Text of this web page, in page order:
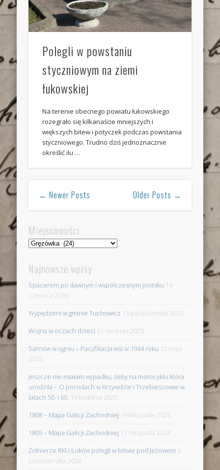
Polegli w powstaniu
styczniowym na ziemi
łukowskiej
Na terenie obecnego powiatu łukowskiego
rozegrało się kilkanaście mniejszych i
większych bitew i potyczek podczas powstania
styczniowego. Trudno dziś jednoznacznie
określić ilu …
← Newer Posts Older Posts →
Miejscowości
Miejscowości
Najnowsze wpisy
Spacerem po dawnym i współczesnym Jonniku 14
czerwca 2026
Wypędzeni w gminie Tuchowicz 13 października 2025
Wojna w oczach dzieci 31 sierpnia 2025
Sarnów w ogniu – Pacyfikacja wsi w 1944 roku 23 maja
2025
Jeszcze nie miałam wypadku, żeby na motocyklu która
urodziła – O porodach w Krzywdzie i Trzebieszowie w
latach 50. i 60. 14 kwietnia 2025
1808 – Mapa Galicji Zachodniej 19 listopada 2024
1805 – Mapa Galicji Zachodniej 17 listopada 2024
Żołnierze RKU Łuków polegli w bitwie pod Jeżowem 6
października 2024